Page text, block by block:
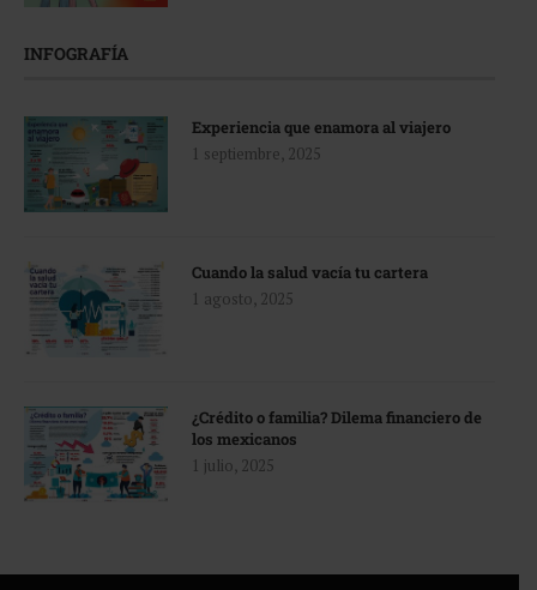
INFOGRAFÍA
Experiencia que enamora al viajero
1 septiembre, 2025
Cuando la salud vacía tu cartera
1 agosto, 2025
¿Crédito o familia? Dilema financiero de
los mexicanos
1 julio, 2025